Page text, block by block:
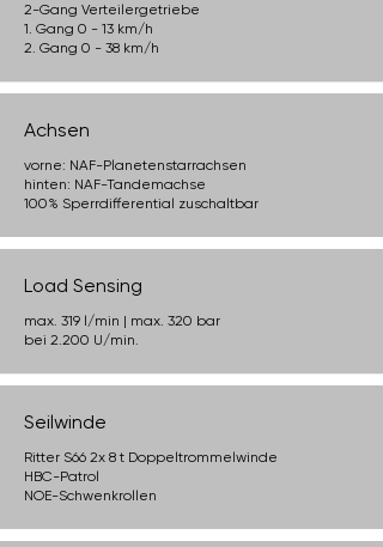
2-Gang Verteilergetriebe
1. Gang 0 - 13 km/h
2. Gang 0 - 38 km/h
Achsen
vorne: NAF-Planetenstarrachsen
hinten: NAF-Tandemachse
100% Sperrdifferential zuschaltbar
Load Sensing
max. 319 l/min | max. 320 bar
bei 2.200 U/min.
Seilwinde
Ritter S66 2x 8 t Doppeltrommelwinde
HBC-Patrol
NOE-Schwenkrollen